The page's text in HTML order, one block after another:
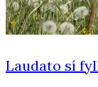
Laudato sí